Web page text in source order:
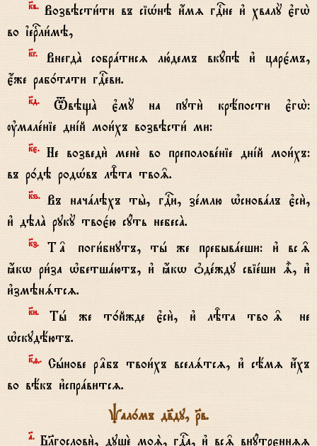
к7в.Возвэсти1ти въ сіHнэ и4мz гDне и3 хвалY є3гw2
во їеrли1мэ,
к7г.ВнегдA собрaтисz лю1демъ вкyпэ и3 царє1мъ,
є4же раб0тати гDеви.
к7д.TвэщA є3мY на пути2 крёпости є3гw2:
ўмалeніе днjй мои1хъ возвэсти1 ми:
к7є.Не возведи2 менE во преполовeніе днjй мои1хъ:
въ р0дэ родHвъ лBта тво‰.
к7ѕ.Въ начaлэхъ ты2, гDи, зeмлю њсновaлъ є3си2,
и3 дэлA рукY твоє1ю сyть небесA.
к7з.Т† поги1бнутъ, тh же пребывaеши: и3 вс‰
ћкw ри1за њбетшaютъ, и3 ћкw nдeжду свіeши |, и3
и3змэнsтсz.
к7и.Тh же т0йжде є3си2, и3 лBта тво‰ не
њскудёютъ.
к7f.Сhнове р†бъ твои1хъ вселsтсz, и3 сёмz и4хъ
во вёкъ и3спрaвитсz.
Pал0мъ дв7ду, Rв.
№.